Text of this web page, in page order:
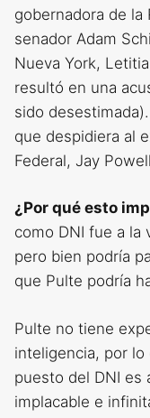
gobernadora de la
senador Adam
Nueva York,
resultó en una
sido
que despidiera al
Federal, Jay
¿Por qué esto
como DNI fue a la
pero bien podría
que Pulte podría
Pulte no tiene
inteligencia, por lo
puesto del DNI es
implacable e